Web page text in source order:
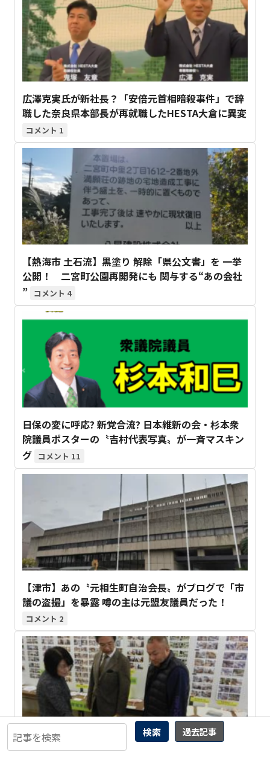
検索 過去記事
広澤克実氏が新社長？「安倍元首相暗殺事件」で辞
職した奈良県本部長が再就職したHESTA大倉に異変
1
【熱海市 土石流】黒塗り 解除「県公文書」を 一挙
公開！ 二宮町公園再開発にも 関与する“あの会社
”
4
日保の変に呼応? 新党合流? 日本維新の会・杉本衆
院議員ポスターの〝吉村代表写真〟が一斉マスキン
グ
11
【津市】あの〝元相生町自治会長〟がブログで「市
議の盗撮」を暴露 噂の主は元盟友議員だった！
2
【相生町 自治会長問題】業者への 不当要求捜査は